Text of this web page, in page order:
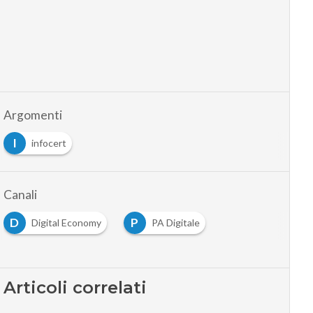
Argomenti
I
infocert
Canali
D
Digital Economy P PA Digitale
Articoli correlati